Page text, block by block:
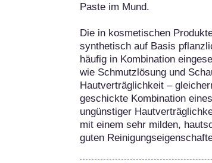
Paste im Mund.
Die in kosmetischen
synthetisch auf Basis
häufig in Kombination
wie Schmutzlösung und
Hautverträglichkeit –
geschickte Kombination
ungünstiger
mit einem sehr milden,
guten